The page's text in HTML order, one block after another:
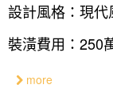
設計風格：現
裝潢費用：250
more